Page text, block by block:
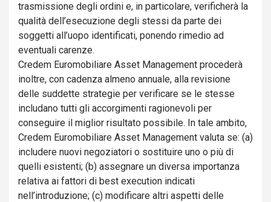
trasmissione degli ordini e, in particolare, verificherà la
qualità dell’esecuzione degli stessi da parte dei
soggetti all’uopo identificati, ponendo rimedio ad
eventuali carenze.
Credem Euromobiliare Asset Management procederà
inoltre, con cadenza almeno annuale, alla revisione
delle suddette strategie per verificare se le stesse
includano tutti gli accorgimenti ragionevoli per
conseguire il miglior risultato possibile. In tale ambito,
Credem Euromobiliare Asset Management valuta se: (a)
includere nuovi negoziatori o sostituire uno o più di
quelli esistenti; (b) assegnare un diversa importanza
relativa ai fattori di best execution indicati
nell’introduzione; (c) modificare altri aspetti delle